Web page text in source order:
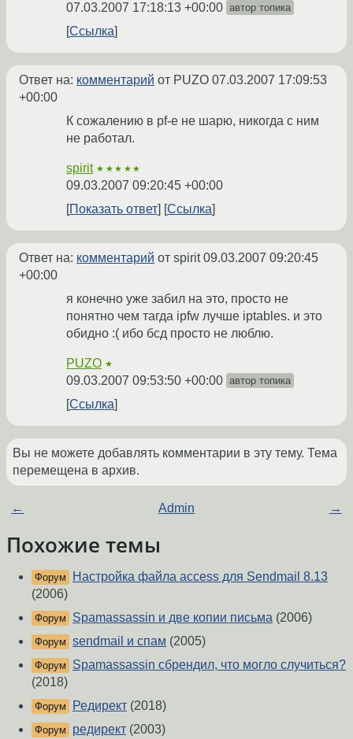
07.03.2007 17:18:13 +00:00 автор топика
Ссылка
Ответ на: комментарий от PUZO 07.03.2007 17:09:53
+00:00
К сожалению в pf-е не шарю, никогда с ним
не работал.
spirit ★★★★★
09.03.2007 09:20:45 +00:00
Показать ответ
Ссылка
Ответ на: комментарий от spirit09.03.2007 09:20:45
+00:00
я конечно уже забил на это, просто не
понятно чем тагда ipfw лучше iptables. и это
обидно :( ибо бсд просто не люблю.
PUZO ★
09.03.2007 09:53:50 +00:00 автор топика
Ссылка
Вы не можете добавлять комментарии в эту тему. Тема
перемещена в архив.
← Admin →
Похожие темы
Форум
Настройка файла access для Sendmail 8.13
(2006)
Форум Spamassassin и две копии письма (2006)
Форум sendmail и спам (2005)
Форум
Spamassassin сбрендил, что могло случиться?
(2018)
Форум Редирект (2018)
Форум редирект (2003)